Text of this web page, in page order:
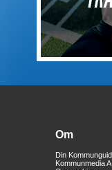
Om
Din
Kommunmedia